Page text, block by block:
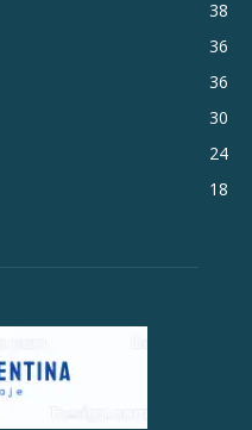
38
36
36
30
24
18